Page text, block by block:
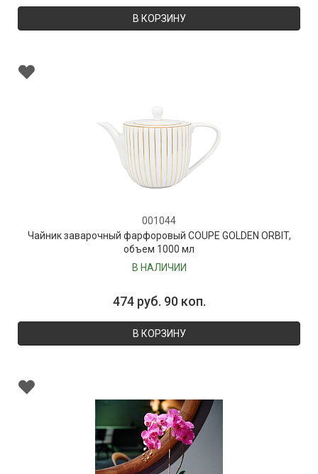
В КОРЗИНУ
001044
Чайник заварочный фарфоровый COUPE GOLDEN ORBIT,
объем 1000 мл
В НАЛИЧИИ
474 руб. 90 коп.
В КОРЗИНУ